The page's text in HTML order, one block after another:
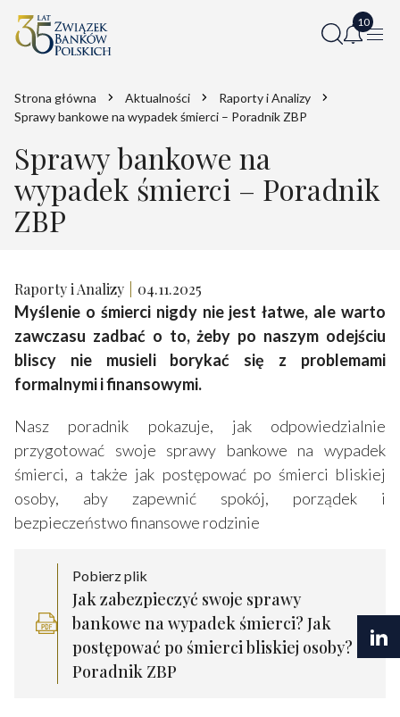
Strona główna Aktualności
Raporty i Analizy
Sprawy bankowe na wypadek śmierci – Poradnik ZBP
Sprawy bankowe na
wypadek śmierci – Poradnik
ZBP
Raporty i Analizy 04.11.2025
Myślenie o śmierci nigdy nie jest łatwe, ale warto
zawczasu zadbać o to, żeby po naszym odejściu
bliscy nie musieli borykać się z problemami
formalnymi i finansowymi.
Nasz poradnik pokazuje, jak odpowiedzialnie
przygotować swoje sprawy bankowe na wypadek
śmierci, a także jak postępować po śmierci bliskiej
osoby, aby zapewnić spokój, porządek i
bezpieczeństwo finansowe rodzinie
Pobierz plik
Jak zabezpieczyć swoje sprawy
bankowe na wypadek śmierci? Jak
postępować po śmierci bliskiej osoby? -
Poradnik ZBP